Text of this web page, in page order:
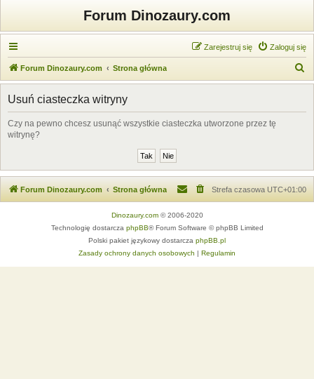
Forum Dinozaury.com
Zaloguj się
Zarejestruj się
Forum Dinozaury.com Strona główna
z
Usuń ciasteczka witryny
Czy na pewno chcesz usunąć wszystkie ciasteczka utworzone przez tę
witrynę?
Forum Dinozaury.com Strona główna Strefa czasowa UTC+01:00
Dinozaury.com© 2006-2020
Technologię dostarcza phpBB® Forum Software © phpBB Limited
Polski pakiet językowy dostarcza phpBB.pl
Zasady ochrony danych osobowych | Regulamin